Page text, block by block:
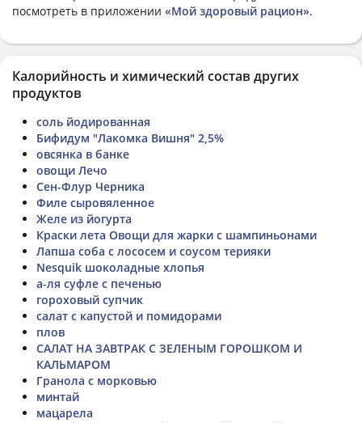
посмотреть в приложении «Мой здоровый рацион».
Калорийность и химический состав других
продуктов
соль йодированная
Бифидум "Лакомка Вишня" 2,5%
овсянка в банке
овощи Лечо
Сен-Флур Черника
Филе сыровяленное
Желе из йогурта
Краски лета Овощи для жарки с шампиньонами
Лапша соба с лососем и соусом терияки
Nesquik шоколадные хлопья
а-ля суфле с печенью
гороховый супчик
салат с капустой и помидорами
плов
САЛАТ НА ЗАВТРАК С ЗЕЛЕНЫМ ГОРОШКОМ И
КАЛЬМАРОМ
Гранола с морковью
минтай
мацарела